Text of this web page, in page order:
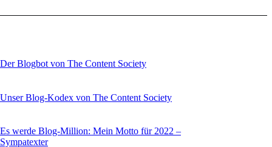
Der Blogbot von The Content Society
Unser Blog-Kodex von The Content Society
Es werde Blog-Million: Mein Motto für 2022 –
Sympatexter